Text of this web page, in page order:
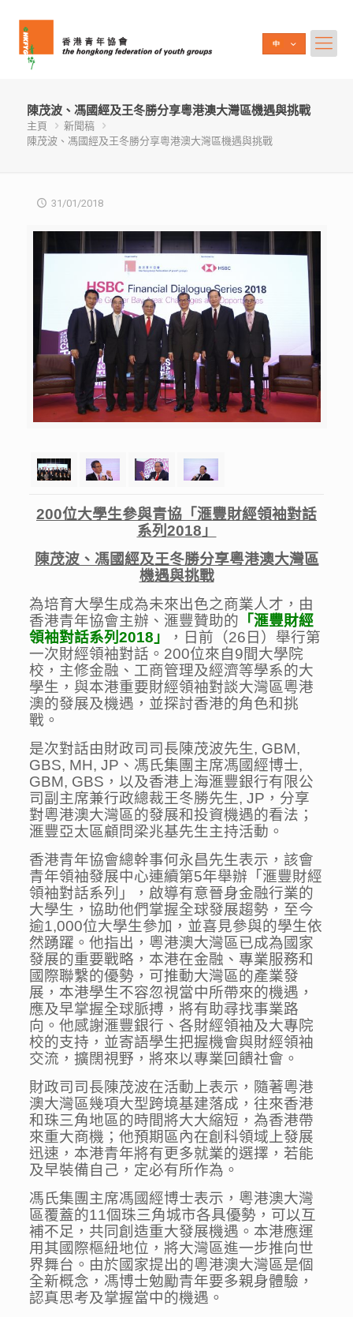
陳茂波、馮國經及王冬勝分享粵港澳大灣區機遇與挑戰
主頁
新聞稿
陳茂波、馮國經及王冬勝分享粵港澳大灣區機遇與挑戰
31/01/2018
200位大學生參與青協「滙豐財經領袖對話
系列 2018 」
陳茂波、馮國經及王冬勝分享粵港澳大灣區
機遇與挑戰
為培育大學生成為未來出色之商業人才，由
香港青年協會主辦、滙豐贊助的 「滙豐財經
領袖對話系列2018」
，日前（26日）舉行第
一次財經領袖對話。200位來自9間大學院
校，主修金融、工商管理及經濟等學系的大
學生，與本港重要財經領袖對談大灣區粵港
澳的發展及機遇，並探討香港的角色和挑
戰。
是次對話由財政司司長陳茂波先生, GBM,
GBS, MH, JP、馮氏集團主席馮國經博士,
GBM, GBS，以及香港上海滙豐銀行有限公
司副主席兼行政總裁王冬勝先生, JP，分享
對粵港澳大灣區的發展和投資機遇的看法；
滙豐亞太區顧問梁兆基先生主持活動。
香港青年協會總幹事何永昌先生表示，該會
青年領袖發展中心連續第5年舉辦「滙豐財經
領袖對話系列」，啟導有意晉身金融行業的
大學生，協助他們掌握全球發展趨勢，至今
逾1,000位大學生參加，並喜見參與的學生依
然踴躍。他指出，粵港澳大灣區已成為國家
發展的重要戰略，本港在金融、專業服務和
國際聯繫的優勢，可推動大灣區的產業發
展，本港學生不容忽視當中所帶來的機遇，
應及早掌握全球脈搏，將有助尋找事業路
向。他感謝滙豐銀行、各財經領袖及大專院
校的支持，並寄語學生把握機會與財經領袖
交流，擴闊視野，將來以專業回饋社會。
財政司司長陳茂波在活動上表示，隨著粵港
澳大灣區幾項大型跨境基建落成，往來香港
和珠三角地區的時間將大大縮短，為香港帶
來重大商機；他預期區內在創科領域上發展
迅速，本港青年將有更多就業的選擇，若能
及早裝備自己，定必有所作為。
馮氏集團主席馮國經博士表示，粵港澳大灣
區覆蓋的11個珠三角城市各具優勢，可以互
補不足，共同創造重大發展機遇。本港應運
用其國際樞紐地位，將大灣區進一步推向世
界舞台。由於國家提出的粵港澳大灣區是個
全新概念，馮博士勉勵青年要多親身體驗，
認真思考及掌握當中的機遇。